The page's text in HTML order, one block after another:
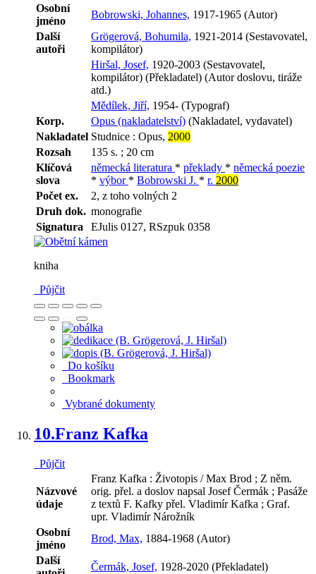
Osobní
jméno
Bobrowski, Johannes, 1917-1965 (Autor)
Další
autoři
Grögerová, Bohumila, 1921-2014 (Sestavovatel,
kompilátor)
Hiršal, Josef, 1920-2003 (Sestavovatel,
kompilátor) (Překladatel) (Autor doslovu, tiráže
atd.)
Mědílek, Jiří, 1954- (Typograf)
Korp.
Opus (nakladatelství) (Nakladatel, vydavatel)
Nakladatel Studnice : Opus, 2000
Rozsah
135 s. ; 20 cm
Klíčová
slova
německá literatura * překlady * německá poezie
* výbor * Bobrowski J. * r. 2000
Počet ex.
2, z toho volných 2
Druh dok. monografie
Signatura
EJulis 0127, RSzpuk 0358
kniha
Půjčit
Do košíku
Bookmark
Vybrané dokumenty
10.Franz Kafka
Půjčit
Názvové
údaje
Franz Kafka : Životopis / Max Brod ; Z něm.
orig. přel. a doslov napsal Josef Čermák ; Pasáže
z textů F. Kafky přel. Vladimír Kafka ; Graf.
upr. Vladimír Nárožník
Osobní
jméno
Brod, Max, 1884-1968 (Autor)
Další
Čermák, Josef, 1928-2020 (Překladatel)